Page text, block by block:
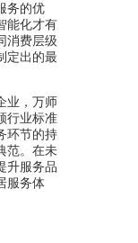
务的优
能化才有
消费层级
定出的最
业，万师
行业标准
环节的持
范。在未
升服务品
服务体